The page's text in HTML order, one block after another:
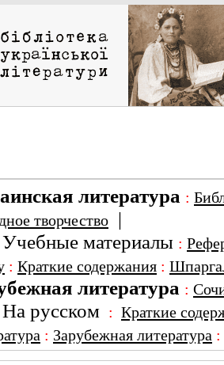
литература :
творчество |
Учебные материалы :
: Краткие содержания :
литература :
На русском : Краткие
: Зарубежная литература